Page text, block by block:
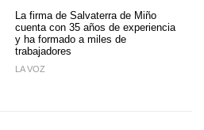
La firma de Salvaterra de Miño
cuenta con 35 años de experiencia
y ha formado a miles de
trabajadores
LA VOZ